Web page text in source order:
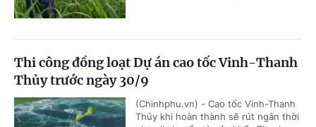
Thi công đồng loạt Dự án cao tốc Vinh-Thanh
Thủy trước ngày 30/9
(Chinhphu.vn) - Cao tốc Vinh-Thanh
Thủy khi hoàn thành sẽ rút ngắn thời